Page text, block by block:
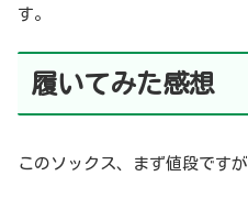
す。
履いてみた感想
このソックス、まず値段ですが